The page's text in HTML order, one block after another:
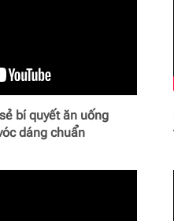
bí quyết ăn uống
dáng chuẩn